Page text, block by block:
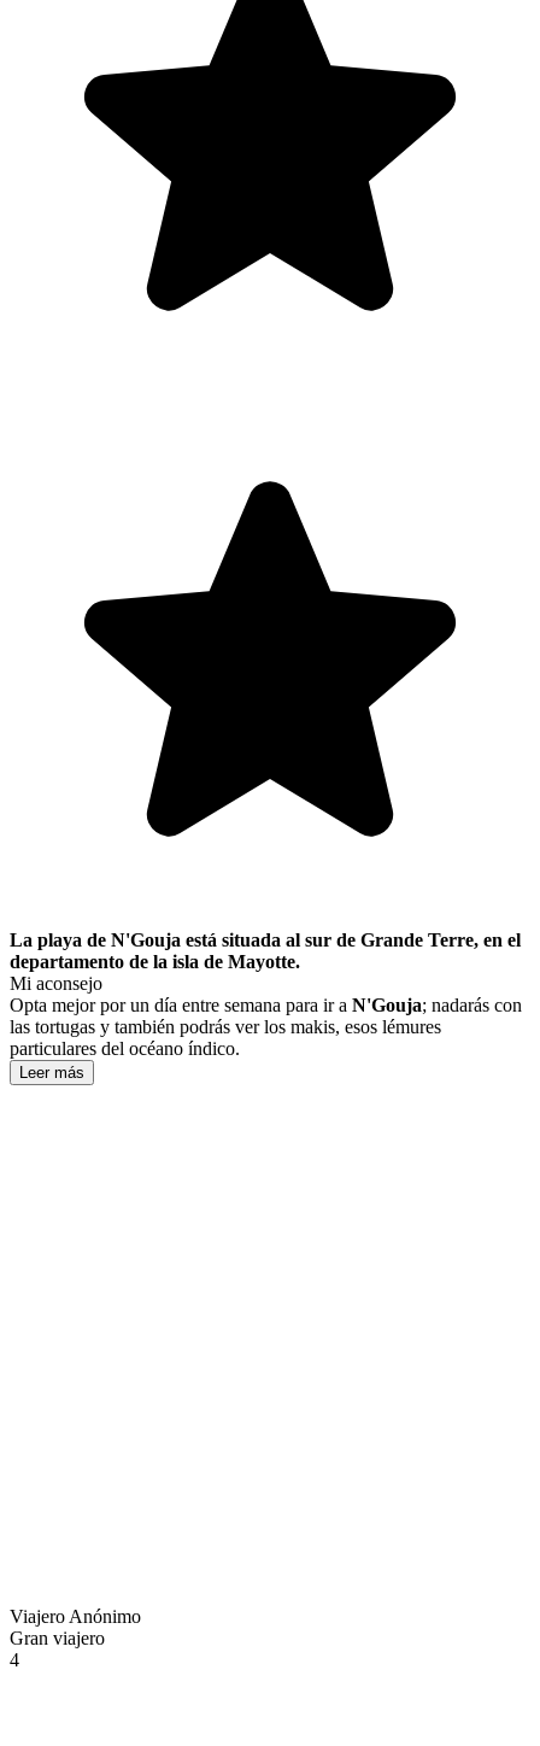
La playa de N'Gouja está situada al sur de Grande Terre, en el
departamento de la isla de Mayotte.
Mi aconsejo
Opta mejor por un día entre semana para ir a N'Gouja; nadarás con
las tortugas y también podrás ver los makis, esos lémures
particulares del océano índico.
Leer más
Viajero Anónimo
Gran viajero
4